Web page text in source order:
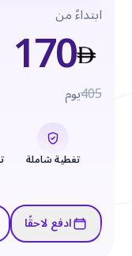
ابتداءً من170405يوم
تغطية شاملة
ادفع لاحقًا